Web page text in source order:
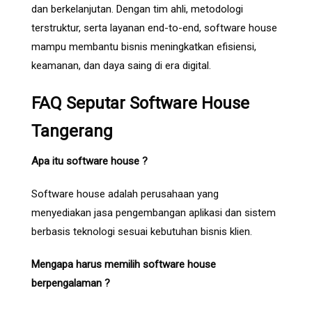
dan berkelanjutan. Dengan tim ahli, metodologi
terstruktur, serta layanan end-to-end, software house
mampu membantu bisnis meningkatkan efisiensi,
keamanan, dan daya saing di era digital.
FAQ Seputar Software House
Tangerang
Apa itu software house ?
Software house adalah perusahaan yang
menyediakan jasa pengembangan aplikasi dan sistem
berbasis teknologi sesuai kebutuhan bisnis klien.
Mengapa harus memilih software house
berpengalaman ?